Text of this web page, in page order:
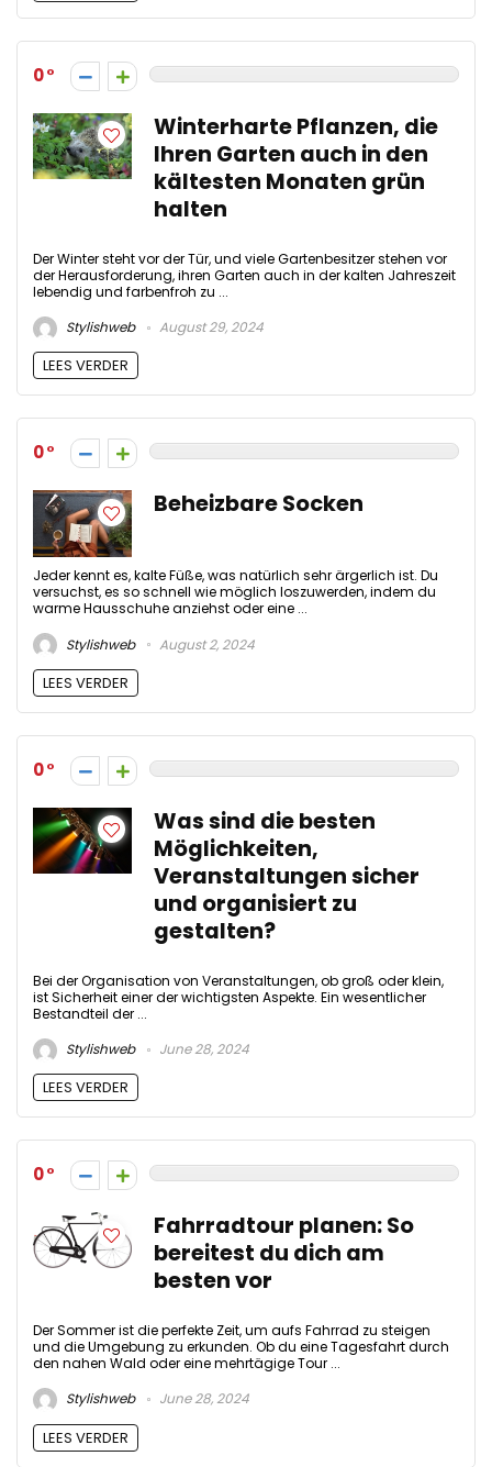
0
Winterharte Pflanzen, die
Ihren Garten auch in den
kältesten Monaten grün
halten
Der Winter steht vor der Tür, und viele Gartenbesitzer stehen vor
der Herausforderung, ihren Garten auch in der kalten Jahreszeit
lebendig und farbenfroh zu ...
Stylishweb
August 29, 2024
LEES VERDER
0
Beheizbare Socken
Jeder kennt es, kalte Füße, was natürlich sehr ärgerlich ist. Du
versuchst, es so schnell wie möglich loszuwerden, indem du
warme Hausschuhe anziehst oder eine ...
Stylishweb
August 2, 2024
LEES VERDER
0
Was sind die besten
Möglichkeiten,
Veranstaltungen sicher
und organisiert zu
gestalten?
Bei der Organisation von Veranstaltungen, ob groß oder klein,
ist Sicherheit einer der wichtigsten Aspekte. Ein wesentlicher
Bestandteil der ...
Stylishweb
June 28, 2024
LEES VERDER
0
Fahrradtour planen: So
bereitest du dich am
besten vor
Der Sommer ist die perfekte Zeit, um aufs Fahrrad zu steigen
und die Umgebung zu erkunden. Ob du eine Tagesfahrt durch
den nahen Wald oder eine mehrtägige Tour ...
Stylishweb
June 28, 2024
LEES VERDER